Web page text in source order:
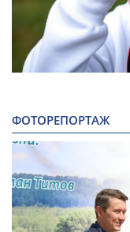
ФОТОРЕПОРТАЖ